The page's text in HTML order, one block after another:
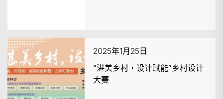
2025年1月25日
“湛美乡村，设计赋能”乡村设计
大赛